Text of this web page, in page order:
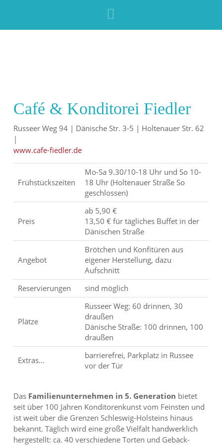
Café & Konditorei Fiedler
Russeer Weg 94 | Dänische Str. 3-5 | Holtenauer Str. 62
|
www.cafe-fiedler.de
Frühstückszeiten
Mo-Sa 9.30/10-18 Uhr und So 10-
18 Uhr (Holtenauer Straße So
geschlossen)
Preis
ab 5,90 €
13,50 € für tägliches Buffet in der
Dänischen Straße
Angebot
Brötchen und Konfitüren aus
eigener Herstellung, dazu
Aufschnitt
Reservierungen
sind möglich
Plätze
Russeer Weg: 60 drinnen, 30
draußen
Dänische Straße: 100 drinnen, 100
draußen
Extras…
barrierefrei, Parkplatz in Russee
vor der Tür
Das Familienunternehmen in 5. Generation bietet
seit über 100 Jahren Konditorenkunst vom Feinsten und
ist weit über die Grenzen Schleswig-Holsteins hinaus
bekannt. Täglich wird eine große Vielfalt handwerklich
hergestellt: ca. 40 verschiedene Torten und Gebäck-